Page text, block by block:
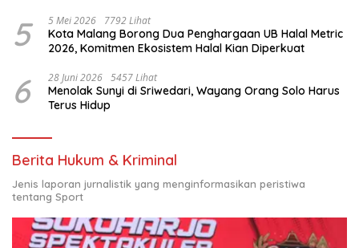
5 5 Mei 2026 7792 Lihat
Kota Malang Borong Dua Penghargaan UB Halal Metric
2026, Komitmen Ekosistem Halal Kian Diperkuat
6 28 Juni 2026 5457 Lihat
Menolak Sunyi di Sriwedari, Wayang Orang Solo Harus
Terus Hidup
Berita Hukum & Kriminal
Jenis laporan jurnalistik yang menginformasikan peristiwa
tentang Sport